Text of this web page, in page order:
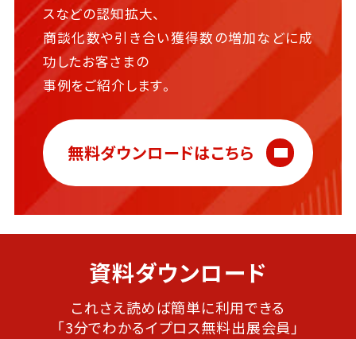
スなどの認知拡大、
商談化数や引き合い獲得数の増加などに成
功したお客さまの
事例をご紹介します。
無料ダウンロードはこちら
資料ダウンロード
これさえ読めば簡単に利用できる
「3分でわかるイプロス無料出展会員」